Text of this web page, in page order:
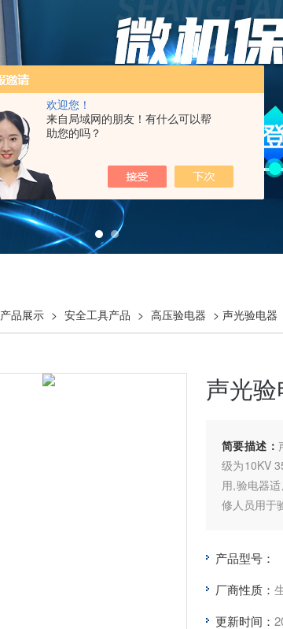
欢迎您！
来自局域网的朋友！有什么可以帮
助您的吗？
产品展示 > 安全工具产品 > 高压验电器 > 声光验电器
声光
简要描述：
级为10KV
用,验电器
修人员用于
产品型号：
厂商性质：
更新时间：